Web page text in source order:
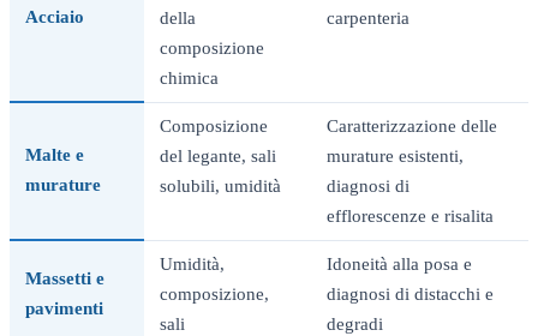
Acciaio
della
composizione
chimica
carpenteria
Malte e
murature
Composizione
del legante, sali
solubili, umidità
Caratterizzazione delle
murature esistenti,
diagnosi di
efflorescenze e risalita
Massetti e
pavimenti
Umidità,
composizione,
sali
Idoneità alla posa e
diagnosi di distacchi e
degradi